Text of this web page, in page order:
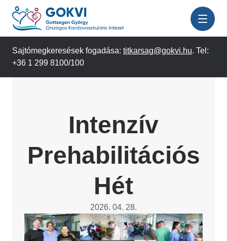
Ugrás
tartalomra
Sajtómegkeresések fogadása: titkarsag@gokvi.hu. Tel:
+36 1 299 8100/100
Intenzív
Prehabilitációs
Hét
2026. 04. 28.
Image